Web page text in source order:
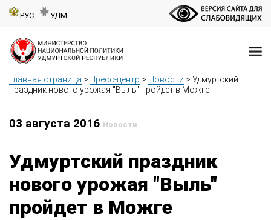
РУС УДМ
Главная страница > Пресс-центр > Новости > Удмуртский
праздник нового урожая "Выль" пройдет в Можге
03 августа 2016 Новости
Удмуртский праздник
нового урожая "Выль"
пройдет в Можге